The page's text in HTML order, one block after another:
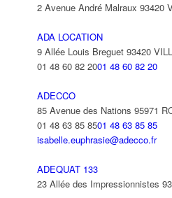
2 Avenue André Malraux 93420
ADA LOCATION
9 Allée Louis Breguet 93420
01 48 60 82 2001 48 60 82 20
ADECCO
85 Avenue des Nations 95971
01 48 63 85 8501 48 63 85 85
isabelle.euphrasie@adecco.fr
ADEQUAT 133
23 Allée des Impressionnistes